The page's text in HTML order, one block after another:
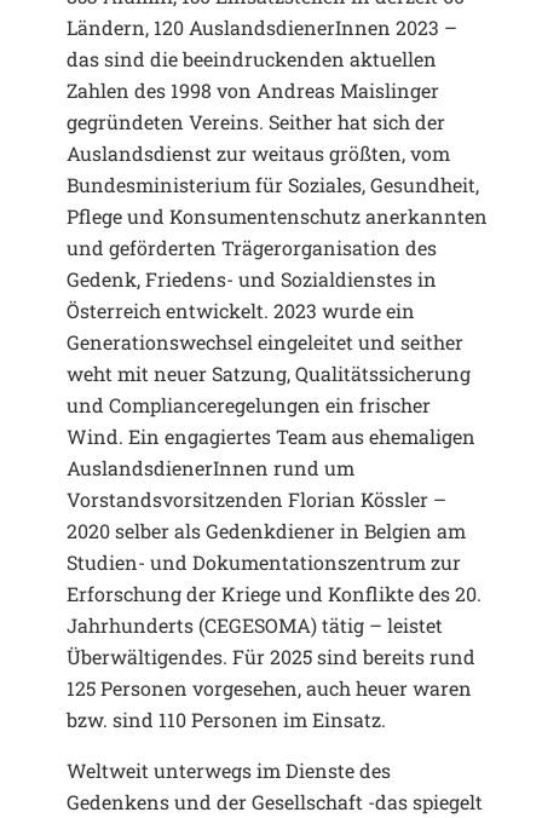
Ländern, 120 AuslandsdienerInnen 2023 –
das sind die beeindruckenden aktuellen
Zahlen des 1998 von Andreas Maislinger
gegründeten Vereins. Seither hat sich der
Auslandsdienst zur weitaus größten, vom
Bundesministerium für Soziales, Gesundheit,
Pflege und Konsumentenschutz anerkannten
und geförderten Trägerorganisation des
Gedenk, Friedens- und Sozialdienstes in
Österreich entwickelt. 2023 wurde ein
Generationswechsel eingeleitet und seither
weht mit neuer Satzung, Qualitätssicherung
und Complianceregelungen ein frischer
Wind. Ein engagiertes Team aus ehemaligen
AuslandsdienerInnen rund um
Vorstandsvorsitzenden Florian Kössler –
2020 selber als Gedenkdiener in Belgien am
Studien- und Dokumentationszentrum zur
Erforschung der Kriege und Konflikte des 20.
Jahrhunderts (CEGESOMA) tätig – leistet
Überwältigendes. Für 2025 sind bereits rund
125 Personen vorgesehen, auch heuer waren
bzw. sind 110 Personen im Einsatz.
Weltweit unterwegs im Dienste des
Gedenkens und der Gesellschaft -das spiegelt